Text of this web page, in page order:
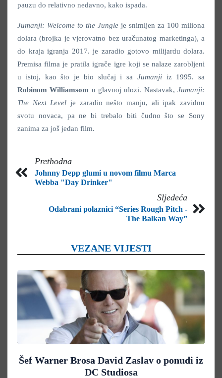
pauzu do relativno nedavno, kako ispada.
Jumanji: Welcome to the Jungle je snimljen za 100 miliona
dolara (brojka je vjerovatno bez uračunatog marketinga), a
do kraja igranja 2017. je zaradio gotovo milijardu dolara.
Premisa filma je pratila igrače igre koji se nalaze zarobljeni
u istoj, kao što je bio slučaj i sa Jumanji iz 1995. sa
Robinom Williamsom u glavnoj ulozi. Nastavak,Jumanji:
The Next Level je zaradio nešto manju, ali ipak zavidnu
svotu novaca, pa ne bi trebalo biti čudno što se Sony
zanima za još jedan film.
Prethodna
Johnny Depp glumi u novom filmu Marca
Webba "Day Drinker"
Sljedeća
Odabrani polaznici “Series Rough Pitch -
The Balkan Way”
VEZANE VIJESTI
Šef Warner Brosa David Zaslav o ponudi iz
DC Studiosa